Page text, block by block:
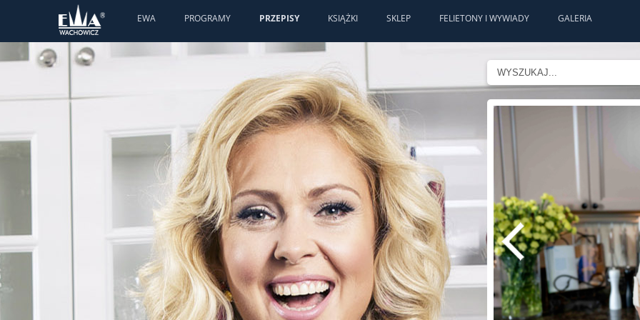
EWA PROGRAMY PRZEPISY KSIĄŻKI SKLEP FELIETONY I WYWIADY GALERIA